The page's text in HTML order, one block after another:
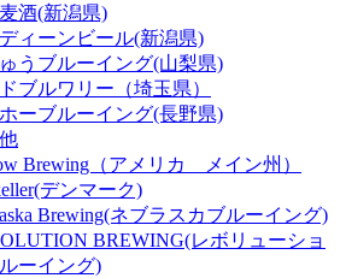
酒(新潟県)
ィーンビール(新潟県)
うブルーイング(山梨県)
ブルワリー（埼玉県）
ーブルーイング(長野県)
Brewing（アメリカ メイン州）
デンマーク)
Brewing(ネブラスカブルーイング)
BREWING(レボリューショ
ーイング)